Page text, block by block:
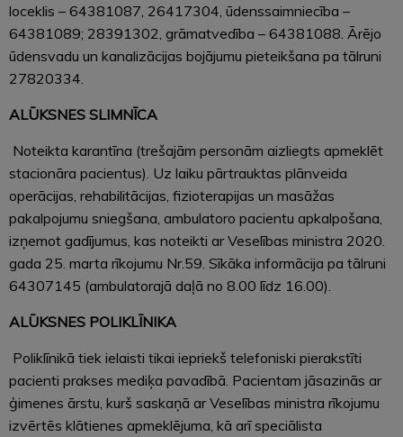
loceklis – 64381087, 26417304, ūdenssaimniecība –
64381089; 28391302, grāmatvedība – 64381088. Ārējo
ūdensvadu un kanalizācijas bojājumu pieteikšana pa tālruni
27820334.
ALŪKSNES SLIMNĪCA
Noteikta karantīna (trešajām personām aizliegts apmeklēt
stacionāra pacientus). Uz laiku pārtrauktas plānveida
operācijas, rehabilitācijas, fizioterapijas un masāžas
pakalpojumu sniegšana, ambulatoro pacientu apkalpošana,
izņemot gadījumus, kas noteikti ar Veselības ministra 2020.
gada 25. marta rīkojumu Nr.59. Sīkāka informācija pa tālruni
64307145 (ambulatorajā daļā no 8.00 līdz 16.00).
ALŪKSNES POLIKLĪNIKA
Poliklīnikā tiek ielaisti tikai iepriekš telefoniski pierakstīti
pacienti prakses mediķa pavadībā. Pacientam jāsazinās ar
ģimenes ārstu, kurš saskaņā ar Veselības ministra rīkojumu
izvērtēs klātienes apmeklējuma, kā arī speciālista